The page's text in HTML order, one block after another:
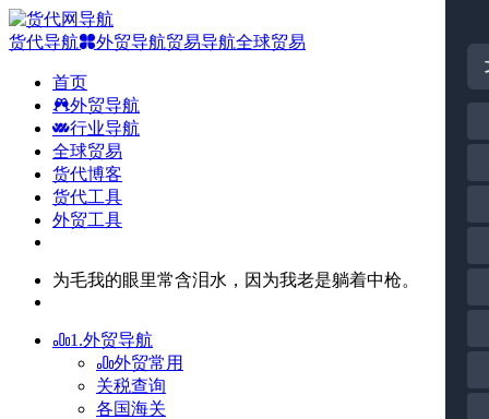
货代导航 外贸导航贸易导航全球贸易
首页
外贸导航
行业导航
全球贸易
货代博客
货代工具
外贸工具
为毛我的眼里常含泪水，因为我老是躺着中枪。
1.外贸导航
外贸常用
关税查询
各国海关